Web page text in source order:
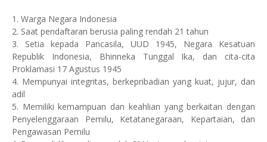
1. Warga Negara Indonesia
2. Saat pendaftaran berusia paling rendah 21 tahun
3. Setia kepada Pancasila, UUD 1945, Negara Kesatuan
Republik Indonesia, Bhinneka Tunggal Ika, dan cita-cita
Proklamasi 17 Agustus 1945
4. Mempunyai integritas, berkepribadian yang kuat, jujur, dan
adil
5. Memiliki kemampuan dan keahlian yang berkaitan dengan
Penyelenggaraan Pemilu, Ketatanegaraan, Kepartaian, dan
Pengawasan Pemilu